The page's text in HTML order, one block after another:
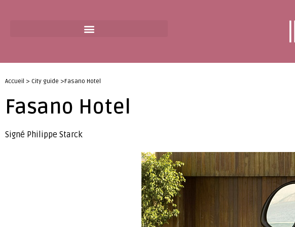
Accueil > City guide >Fasano Hotel
Fasano Hotel
Signé Philippe Starck